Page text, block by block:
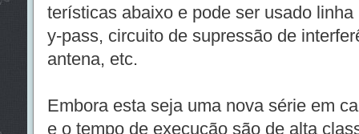
terísticas abaixo e pode ser usado
y-pass, circuito de supressão de
antena, etc.
Embora esta seja uma nova série em
e o tempo de execução são de alta